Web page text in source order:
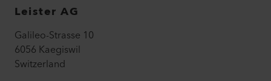
Leister AG
Galileo-Strasse 10
6056 Kaegiswil
Switzerland